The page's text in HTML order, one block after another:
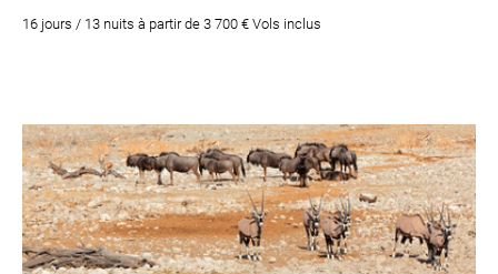
16 jours / 13 nuits à partir de 3 700 € Vols inclus